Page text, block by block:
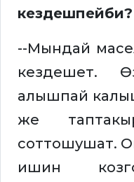
кездешпейби?
--Мындай
кездешет.
алышпай
же
соттошушат.
ишин